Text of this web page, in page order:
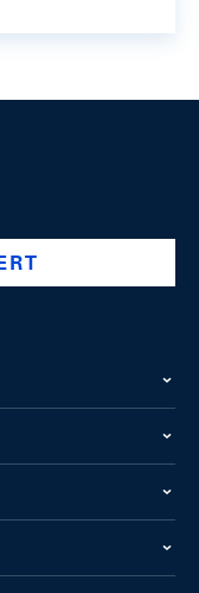
swiss-national-
@swissnationalbank